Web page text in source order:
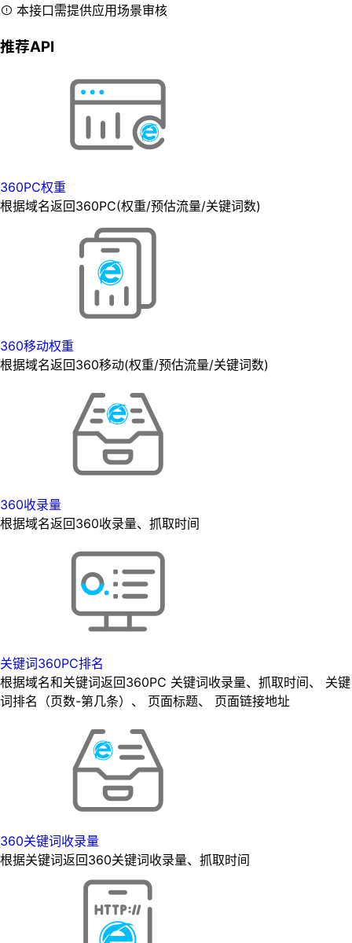
本接口需提供应用场景审核
推荐API
360PC权重
根据域名返回360PC(权重/预估流量/关键词数)
360移动权重
根据域名返回360移动(权重/预估流量/关键词数)
360收录量
根据域名返回360收录量、抓取时间
关键词360PC排名
根据域名和关键词返回360PC 关键词收录量、抓取时间、 关键
词排名（页数-第几条）、 页面标题、 页面链接地址
360关键词收录量
根据关键词返回360关键词收录量、抓取时间